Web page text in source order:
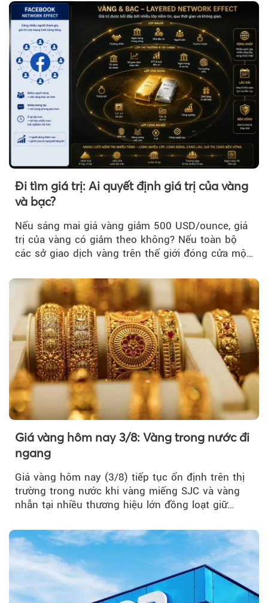
trì trên ngưỡng 4.000 USD/ounce.
Đi tìm giá trị: Ai quyết định giá trị của vàng
và bạc?
Nếu sáng mai giá vàng giảm 500 USD/ounce, giá
trị của vàng có giảm theo không? Nếu toàn bộ
các sở giao dịch vàng trên thế giới đóng cửa một
Giá vàng hôm nay 3/8: Vàng trong nước đi
ngang
Giá vàng hôm nay (3/8) tiếp tục ổn định trên thị
trường trong nước khi vàng miếng SJC và vàng
nhẫn tại nhiều thương hiệu lớn đồng loạt giữ